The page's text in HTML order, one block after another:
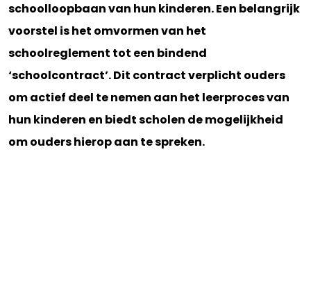
schoolloopbaan van hun kinderen. Een belangrijk
voorstel is het omvormen van het
schoolreglement tot een bindend
‘schoolcontract’. Dit contract verplicht ouders
om actief deel te nemen aan het leerproces van
hun kinderen en biedt scholen de mogelijkheid
om ouders hierop aan te spreken.